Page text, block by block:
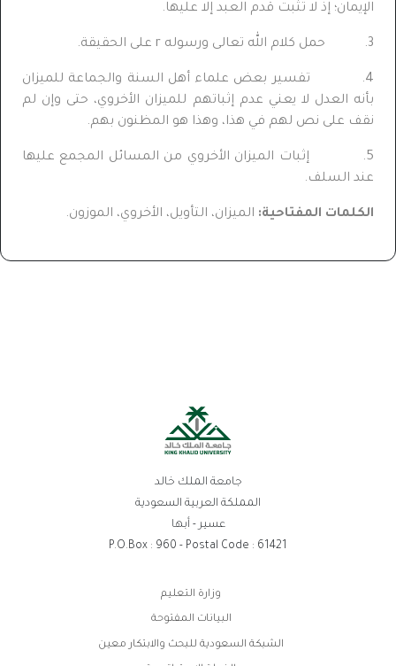
الإيمان؛ إذ لا تثبت قدم العبد إلا عليها.
3. حمل كلام الله تعالى ورسوله r على الحقيقة.
4. تفسير بعض علماء أهل السنة والجماعة للميزان
بأنه العدل لا يعني عدم إثباتهم للميزان الأخروي، حتى وإن لم
نقف على نص لهم في هذا، وهذا هو المظنون بهم.
5. إثبات الميزان الأخروي من المسائل المجمع عليها
عند السلف.
الكلمات المفتاحية: الميزان، التأويل، الأخروي، الموزون.
جامعة الملك خالد
المملكة العربية السعودية
عسير - أبها
P.O.Box : 960 - Postal Code : 61421
وزارة التعليم
البيانات المفتوحة
الشبكة السعودية للبحث والابتكار معين